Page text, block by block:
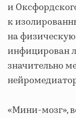
и
к
на
инфицирован
значительно
«Мини-мозг»,